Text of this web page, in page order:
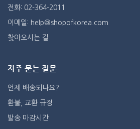
전화: 02-364-2011
이메일: help@shopofkorea.com
찾아오시는 길
자주 묻는 질문
언제 배송되나요?
환불, 교환 규정
발송 마감시간